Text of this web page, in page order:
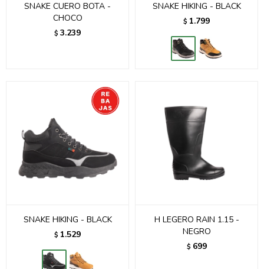
SNAKE CUERO BOTA -
CHOCO
$ 3.239
SNAKE HIKING - BLACK
$ 1.799
SNAKE HIKING - BLACK
$ 1.529
H LEGERO RAIN 1.15 -
NEGRO
$ 699